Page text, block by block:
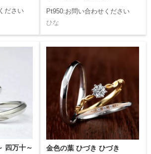
ださい
Pt950:お問い合わせください
ひな
四万十～
金色の葉 ひづき ひづき